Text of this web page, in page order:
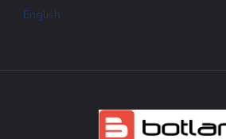
English